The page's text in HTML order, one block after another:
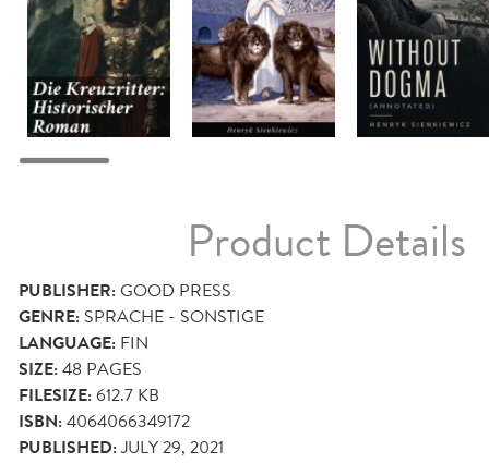
Product Details
PUBLISHER:GOOD PRESS
GENRE: SPRACHE - SONSTIGE
LANGUAGE: FIN
SIZE:48 PAGES
FILESIZE:612.7 KB
ISBN:4064066349172
PUBLISHED:JULY 29, 2021